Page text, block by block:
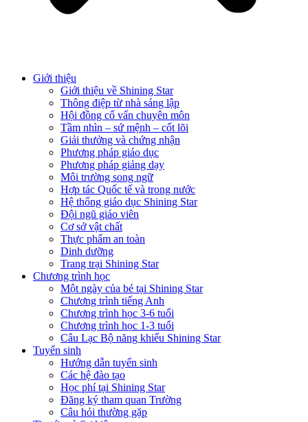
Giới thiệu
Giới thiệu về Shining Star
Thông điệp từ nhà sáng lập
Hội đồng cố vấn chuyên môn
Tầm nhìn – sứ mệnh – cốt lõi
Giải thưởng và chứng nhận
Phương pháp giáo dục
Phương pháp giảng dạy
Môi trường song ngữ
Hợp tác Quốc tế và trong nước
Hệ thống giáo dục Shining Star
Đội ngũ giáo viên
Cơ sở vật chất
Thực phẩm an toàn
Dinh dưỡng
Trang trại Shining Star
Chương trình học
Một ngày của bé tại Shining Star
Chương trình tiếng Anh
Chương trình học 3-6 tuổi
Chương trình học 1-3 tuổi
Câu Lạc Bộ năng khiếu Shining Star
Tuyển sinh
Hướng dẫn tuyển sinh
Các hệ đào tạo
Học phí tại Shining Star
Đăng ký tham quan Trường
Câu hỏi thường gặp